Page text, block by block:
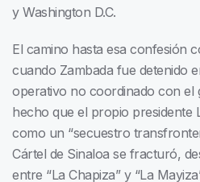
y Washington D.C.
El camino hasta esa confesión
cuando Zambada fue detenido
operativo no coordinado con el
hecho que el propio presidente
como un “secuestro
Cártel de Sinaloa se fracturó,
entre “La Chapiza” y “La